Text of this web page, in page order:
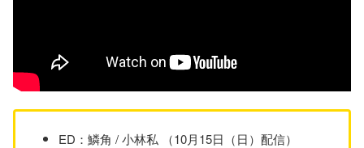
ED：鱗角 / 小林私 （10月15日（日）配信）